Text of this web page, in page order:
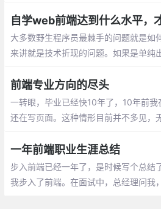
环境中继续下去，想要出来自己做点事
大多数野生程序员最棘手的问题就是如
来讲就是技术折现的问题。如果是单纯
关痛痒。但是当上岗成为自学的终极目
前端专业方向的尽头
一转眼，毕业已经快10年了，10年前
还在写页面。这种情形目前并不多见，
如此。
一年前端职业生涯总结
步入前端已经一年了，是时候写个总结
我步入了前端。在面试中，总经理问我